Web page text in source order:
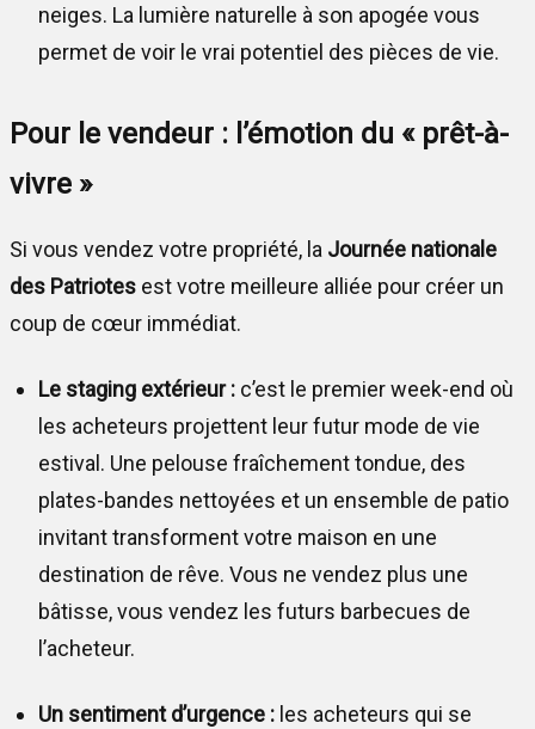
neiges. La lumière naturelle à son apogée vous
permet de voir le vrai potentiel des pièces de vie.
Pour le vendeur : l’émotion du « prêt-à-
vivre »
Si vous vendez votre propriété, la Journée nationale
des Patriotes est votre meilleure alliée pour créer un
coup de cœur immédiat.
Le staging extérieur : c’est le premier week-end où
les acheteurs projettent leur futur mode de vie
estival. Une pelouse fraîchement tondue, des
plates-bandes nettoyées et un ensemble de patio
invitant transforment votre maison en une
destination de rêve. Vous ne vendez plus une
bâtisse, vous vendez les futurs barbecues de
l’acheteur.
Un sentiment d’urgence : les acheteurs qui se